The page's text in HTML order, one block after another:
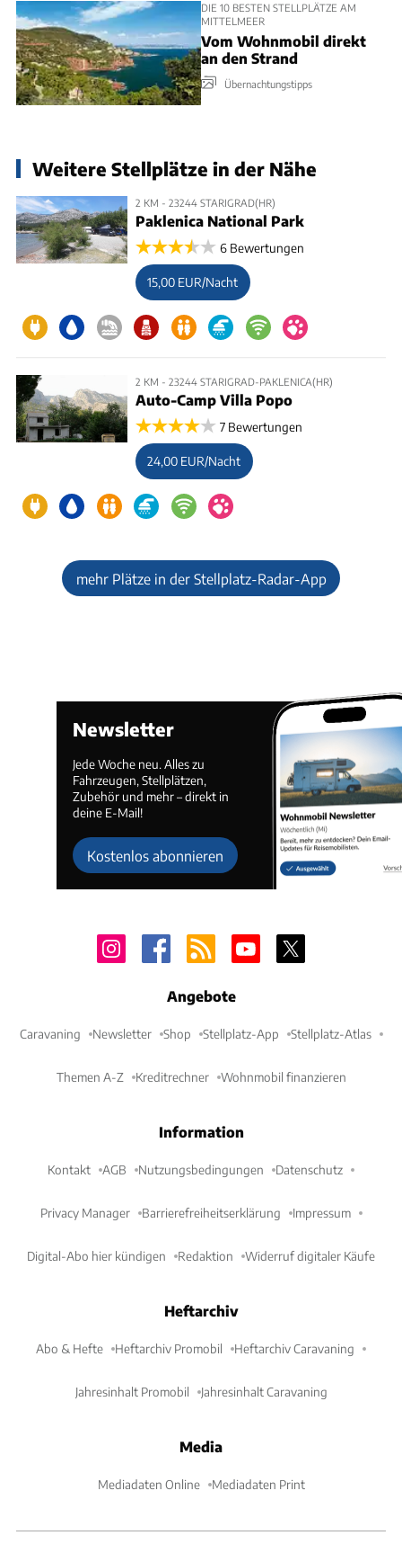
DIE 10 BESTEN STELLPLÄTZE AM
MITTELMEER
Vom Wohnmobil direkt
an den Strand
Übernachtungstipps
Weitere Stellplätze in der Nähe
2 KM - 23244 STARIGRAD(HR)
Paklenica National Park
6 Bewertungen
15,00 EUR/Nacht
2 KM - 23244 STARIGRAD-PAKLENICA(HR)
Auto-Camp Villa Popo
7 Bewertungen
24,00 EUR/Nacht
mehr Plätze in der Stellplatz-Radar-App
Newsletter
Jede Woche neu. Alles zu
Fahrzeugen, Stellplätzen,
Zubehör und mehr – direkt in
deine E-Mail!
Kostenlos abonnieren
Angebote
Caravaning Newsletter Shop Stellplatz-App Stellplatz-Atlas
Themen A-Z Kreditrechner Wohnmobil finanzieren
Information
Kontakt AGB Nutzungsbedingungen Datenschutz
Privacy Manager Barrierefreiheitserklärung Impressum
Digital-Abo hier kündigen Redaktion Widerruf digitaler Käufe
Heftarchiv
Abo & Hefte Heftarchiv Promobil Heftarchiv Caravaning
Jahresinhalt Promobil Jahresinhalt Caravaning
Media
Mediadaten Online Mediadaten Print